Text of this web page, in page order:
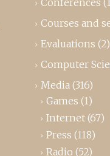
Conferences
Courses and
Evaluations (2)
Computer
Media (316)
Games (1)
Internet (67)
Press (118)
Radio (52)